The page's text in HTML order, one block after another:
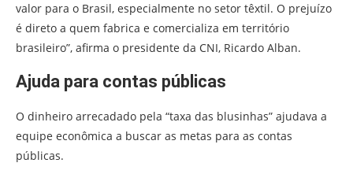
valor para o Brasil, especialmente no setor têxtil. O prejuízo
é direto a quem fabrica e comercializa em território
brasileiro”, afirma o presidente da CNI, Ricardo Alban.
Ajuda para contas públicas
O dinheiro arrecadado pela “taxa das blusinhas” ajudava a
equipe econômica a buscar as metas para as contas
públicas.